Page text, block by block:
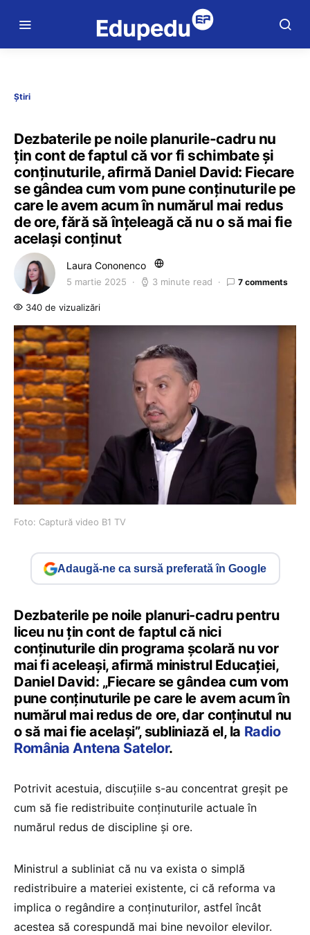
Știri
Dezbaterile pe noile planurile-cadru nu
țin cont de faptul că vor fi schimbate și
conținuturile, afirmă Daniel David: Fiecare
se gândea cum vom pune conținuturile pe
care le avem acum în numărul mai redus
de ore, fără să înțeleagă că nu o să mai fie
același conținut
Laura Cononenco
5 martie 2025 3 minute read 7 comments
340 de vizualizări
Foto: Captură video B1 TV
Adaugă-ne ca sursă preferată în Google
Dezbaterile pe noile planuri-cadru pentru
liceu nu țin cont de faptul că nici
conținuturile din programa școlară nu vor
mai fi aceleași, afirmă ministrul Educației,
Daniel David: „Fiecare se gândea cum vom
pune conținuturile pe care le avem acum în
numărul mai redus de ore, dar conținutul nu
o să mai fie același”, subliniază el, la Radio
România Antena Satelor.
Potrivit acestuia, discuțiile s-au concentrat greșit pe
cum să fie redistribuite conținuturile actuale în
numărul redus de discipline și ore.
Ministrul a subliniat că nu va exista o simplă
redistribuire a materiei existente, ci că reforma va
implica o regândire a conținuturilor, astfel încât
acestea să corespundă mai bine nevoilor elevilor.